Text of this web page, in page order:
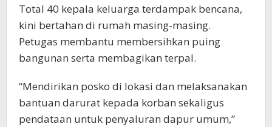
Total 40 kepala keluarga terdampak bencana,
kini bertahan di rumah masing-masing.
Petugas membantu membersihkan puing
bangunan serta membagikan terpal.
“Mendirikan posko di lokasi dan melaksanakan
bantuan darurat kepada korban sekaligus
pendataan untuk penyaluran dapur umum,”